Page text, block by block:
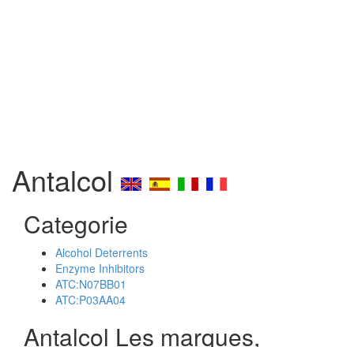
Antalcol
Categorie
Alcohol Deterrents
Enzyme Inhibitors
ATC:N07BB01
ATC:P03AA04
Antalcol Les marques,